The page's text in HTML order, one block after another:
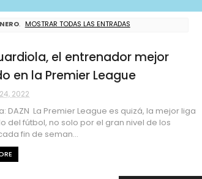
. MOSTRAR TODAS LAS ENTRADAS
el entrenador mejor
en la Premier League
2022
DAZN La Premier League es quizá, la mejor liga
del fútbol, no solo por el gran nivel de los
fin de seman...